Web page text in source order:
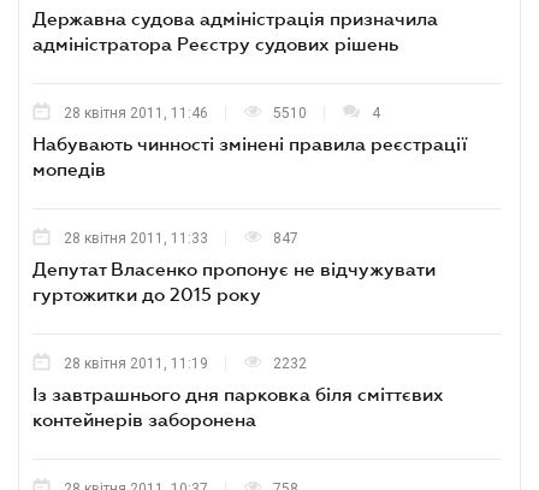
Державна судова адміністрація призначила
адміністратора Реєстру судових рішень
28 квітня 2011, 11:46 5510 4
Набувають чинності змінені правила реєстрації
мопедів
28 квітня 2011, 11:33 847
Депутат Власенко пропонує не відчужувати
гуртожитки до 2015 року
28 квітня 2011, 11:19 2232
Із завтрашнього дня парковка біля сміттєвих
контейнерів заборонена